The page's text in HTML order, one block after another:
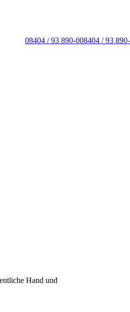
08404 / 93 890-008404 / 93
Hand und